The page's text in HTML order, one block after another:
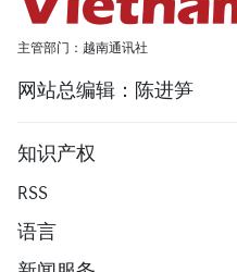
主管部门：越南通讯社
网站总编辑：陈进笋
知识产权
RSS
语言